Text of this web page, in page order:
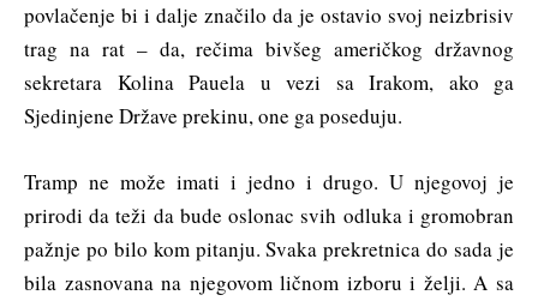
povlačenje bi i dalje značilo da je ostavio svoj neizbrisiv
trag na rat – da, rečima bivšeg američkog državnog
sekretara Kolina Pauela u vezi sa Irakom, ako ga
Sjedinjene Države prekinu, one ga poseduju.
Tramp ne može imati i jedno i drugo. U njegovoj je
prirodi da teži da bude oslonac svih odluka i gromobran
pažnje po bilo kom pitanju. Svaka prekretnica do sada je
bila zasnovana na njegovom ličnom izboru i želji. A sa